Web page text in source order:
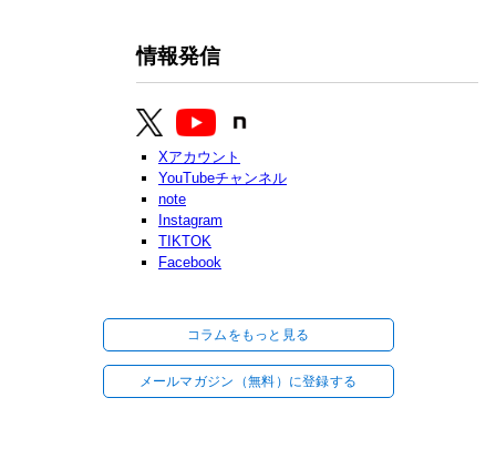
情報発信
Xアカウント
YouTubeチャンネル
note
Instagram
TIKTOK
Facebook
コラムをもっと見る
メールマガジン（無料）に登録する